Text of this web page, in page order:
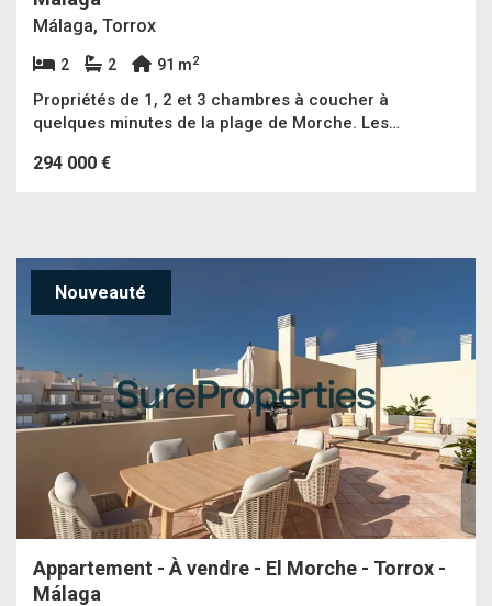
Málaga, Torrox
2 2 91 m2
Propriétés de 1, 2 et 3 chambres à coucher à
quelques minutes de la plage de Morche. Les
place de parking.
294 000 €
Nouveauté
Appartement - À vendre - El Morche - Torrox -
Málaga